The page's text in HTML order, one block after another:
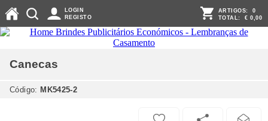
LOGIN
REGISTO
ARTIGOS: 0
TOTAL: € 0,00
Canecas
Código: MK5425-2